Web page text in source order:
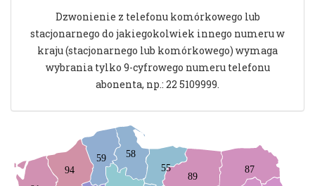
Dzwonienie z telefonu komórkowego lub
stacjonarnego do jakiegokolwiek innego numeru w
kraju (stacjonarnego lub komórkowego) wymaga
wybrania tylko 9-cyfrowego numeru telefonu
abonenta, np.: 22 5109999.